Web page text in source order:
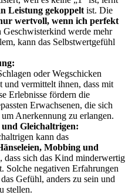
Leistung gekoppelt ist. Die
wertvoll, wenn ich perfekt
werde mehr
kann das Selbstwertgefühl
oder Wegschicken
vermittelt ihnen, dass mit
Erlebnisse fördern die
Erwachsenen, die sich
Anerkennung zu erlangen.
Gleichaltrigen:
kann das
Mobbing und
dass sich das Kind minderwertig
Solche negativen Erfahrungen
Gefühl, anders zu sein und
stellen.